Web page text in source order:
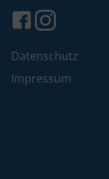
Datenschutz
Impressum